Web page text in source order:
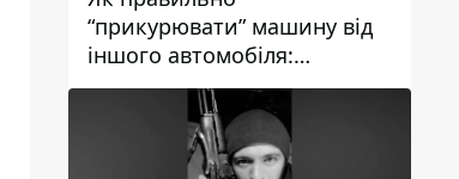
“прикурювати” машину від
іншого автомобіля:
інструкція для водіїв